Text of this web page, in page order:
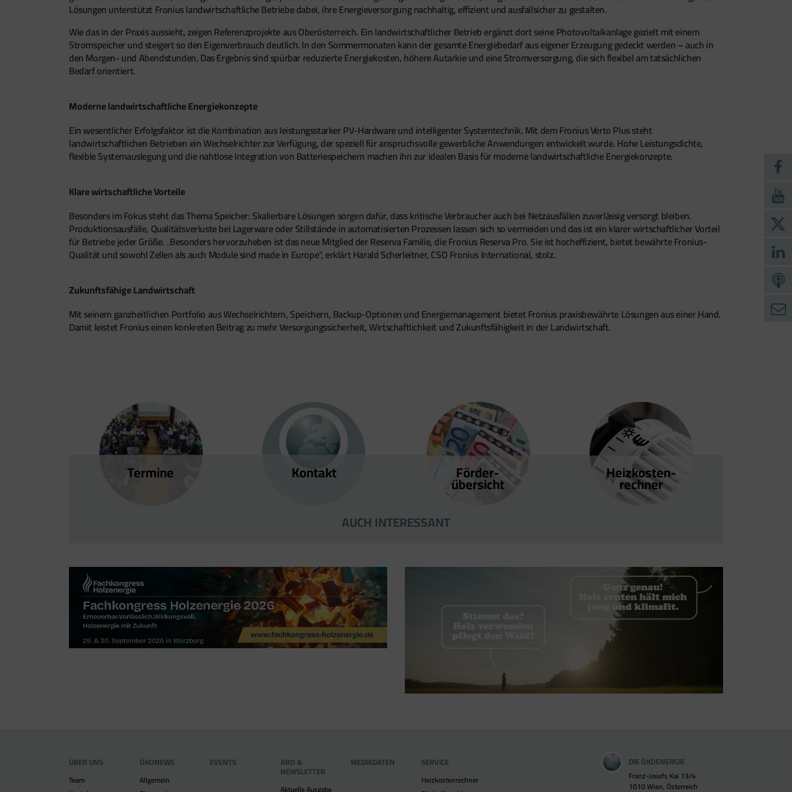
Lösungen unterstützt Fronius landwirtschaftliche Betriebe dabei, ihre Energieversorgung nachhaltig, effizient und ausfallsicher zu gestalten.
Wie das in der Praxis aussieht, zeigen Referenzprojekte aus Oberösterreich. Ein landwirtschaftlicher Betrieb ergänzt dort seine Photovoltaikanlage gezielt mit einem
Stromspeicher und steigert so den Eigenverbrauch deutlich. In den Sommermonaten kann der gesamte Energiebedarf aus eigener Erzeugung gedeckt werden – auch in
den Morgen- und Abendstunden. Das Ergebnis sind spürbar reduzierte Energiekosten, höhere Autarkie und eine Stromversorgung, die sich flexibel am tatsächlichen
Bedarf orientiert.
Moderne landwirtschaftliche Energiekonzepte
Ein wesentlicher Erfolgsfaktor ist die Kombination aus leistungsstarker PV-Hardware und intelligenter Systemtechnik. Mit dem Fronius Verto Plus steht
landwirtschaftlichen Betrieben ein Wechselrichter zur Verfügung, der speziell für anspruchsvolle gewerbliche Anwendungen entwickelt wurde. Hohe Leistungsdichte,
flexible Systemauslegung und die nahtlose Integration von Batteriespeichern machen ihn zur idealen Basis für moderne landwirtschaftliche Energiekonzepte.
Klare wirtschaftliche Vorteile
Besonders im Fokus steht das Thema Speicher: Skalierbare Lösungen sorgen dafür, dass kritische Verbraucher auch bei Netzausfällen zuverlässig versorgt bleiben.
Produktionsausfälle, Qualitätsverluste bei Lagerware oder Stillstände in automatisierten Prozessen lassen sich so vermeiden und das ist ein klarer wirtschaftlicher Vorteil
für Betriebe jeder Größe. „Besonders hervorzuheben ist das neue Mitglied der Reserva Familie, die Fronius Reserva Pro. Sie ist hocheffizient, bietet bewährte Fronius-
Qualität und sowohl Zellen als auch Module sind made in Europe“, erklärt Harald Scherleitner, CSO Fronius International, stolz.
Zukunftsfähige Landwirtschaft
Mit seinem ganzheitlichen Portfolio aus Wechselrichtern, Speichern, Backup-Optionen und Energiemanagement bietet Fronius praxisbewährte Lösungen aus einer Hand.
Damit leistet Fronius einen konkreten Beitrag zu mehr Versorgungssicherheit, Wirtschaftlichkeit und Zukunftsfähigkeit in der Landwirtschaft.
Termine Kontakt Förder­
übersicht Heizkosten­
rechner
AUCH INTERESSANT
ÜBER UNS
Team
ÖKONEWS
Allgemein
EVENTS ABO &
NEWSLETTER
MEDIADATEN SERVICE
Heizkostenrechner
DIE ÖKOENERGIE
Franz-Josefs Kai 13/4
1010 Wien, Österreich